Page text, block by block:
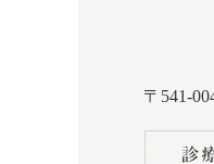
〒541-